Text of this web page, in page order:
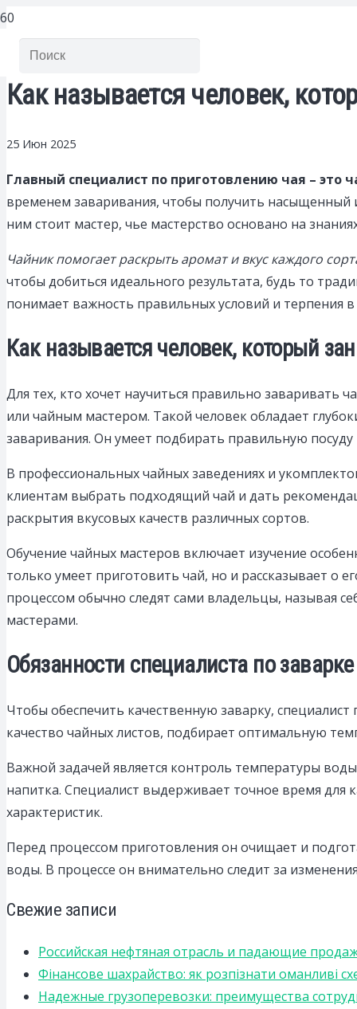
Как называется человек,
25 Июн 2025
Главный специалист по приготовлению чая – это
временем заваривания, чтобы получить насыщенный
ним стоит мастер, чье мастерство основано на
Чайник помогает раскрыть аромат и вкус каждого
чтобы добиться идеального результата, будь то
понимает важность правильных условий и терпения в
Как называется человек, который
Для тех, кто хочет научиться правильно заваривать
или чайным мастером. Такой человек обладает
заваривания. Он умеет подбирать правильную
В профессиональных чайных заведениях и
клиентам выбрать подходящий чай и дать
раскрытия вкусовых качеств различных сортов.
Обучение чайных мастеров включает изучение
только умеет приготовить чай, но и рассказывает о
процессом обычно следят сами владельцы, называя
мастерами.
Обязанности специалиста по
Чтобы обеспечить качественную заварку,
качество чайных листов, подбирает оптимальную
Важной задачей является контроль температуры
напитка. Специалист выдерживает точное время для
характеристик.
Перед процессом приготовления он очищает и
воды. В процессе он внимательно следит за
Свежие записи
Российская нефтяная отрасль и падающие
Фінансове шахрайство: як розпізнати оманливі
Надежные грузоперевозки: преимущества